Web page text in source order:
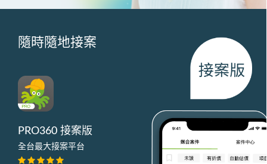
隨時隨地接案
PRO360 接案版
全台最大接案平台